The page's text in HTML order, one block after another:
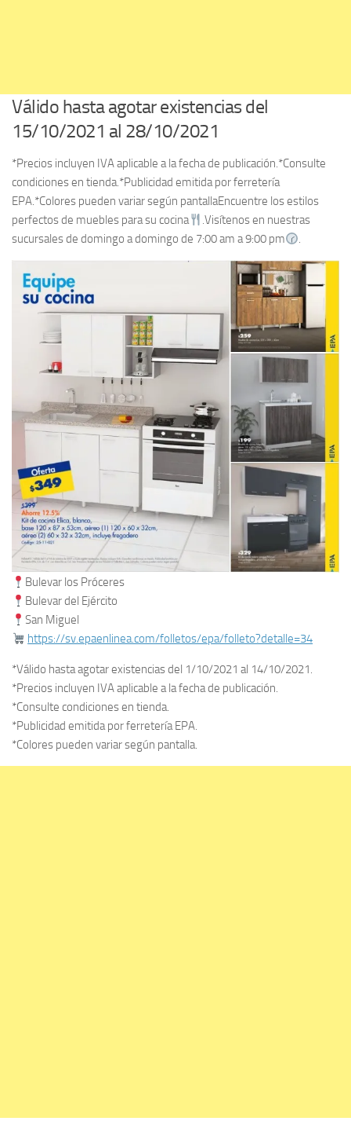
Válido hasta agotar existencias del
15/10/2021 al 28/10/2021
*Precios incluyen IVA aplicable a la fecha de publicación.*Consulte
condiciones en tienda.*Publicidad emitida por ferretería
EPA.*Colores pueden variar según pantallaEncuentre los estilos
perfectos de muebles para su cocina
.Visítenos en nuestras
sucursales de domingo a domingo de 7:00 am a 9:00 pm
.
Bulevar los Próceres
Bulevar del Ejército
San Miguel
https://sv.epaenlinea.com/folletos/epa/folleto?detalle=34
*Válido hasta agotar existencias del 1/10/2021 al 14/10/2021.
*Precios incluyen IVA aplicable a la fecha de publicación.
*Consulte condiciones en tienda.
*Publicidad emitida por ferretería EPA.
*Colores pueden variar según pantalla.